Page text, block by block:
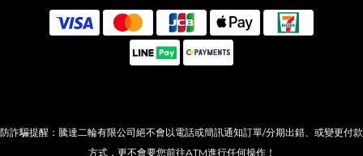
防詐騙提醒：騰達二輪有限公司絕不會以電話或簡訊通知訂單/分期出錯、或變更付款
方式，更不會要您前往ATM進行任何操作！